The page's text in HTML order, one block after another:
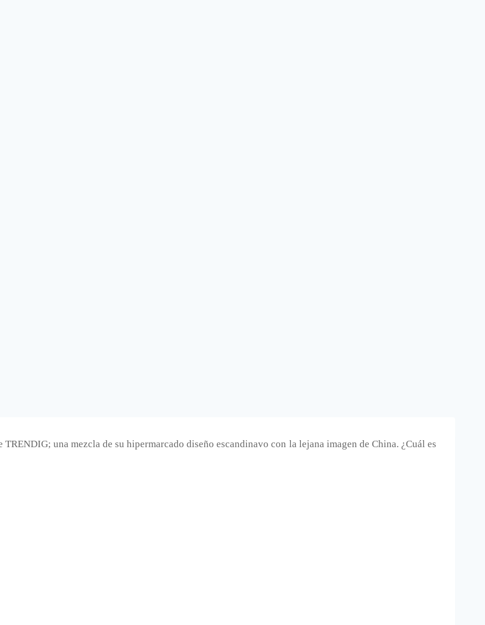
una mezcla de su hipermarcado diseño escandinavo con la lejana imagen de China. ¿Cuál es